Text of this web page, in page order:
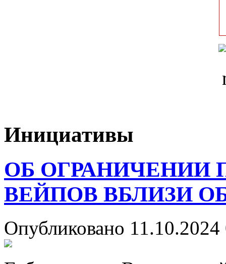
Инициативы
ОБ ОГРАНИЧЕНИИ
ВЕЙПОВ ВБЛИЗИ
Опубликовано 11.10.2024